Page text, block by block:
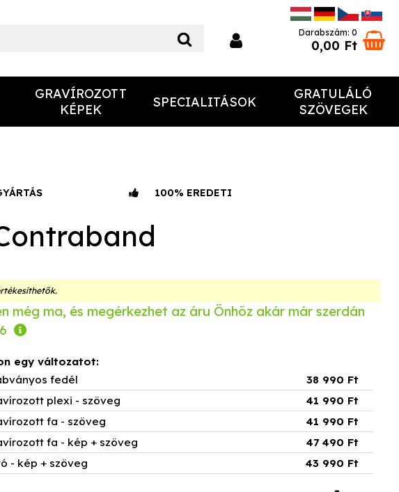
Darabszám: 0
0,00 Ft
GRAVÍROZOTT
KÉPEK
SPECIALITÁSOK
GRATULÁLÓ
SZÖVEGEK
100% EREDETI
még ma, és megérkezhet az áru Önhöz akár már szerdán
egy változatot:
fedél
38 990 Ft
plexi - szöveg
41 990 Ft
fa - szöveg
41 990 Ft
fa - kép + szöveg
47 490 Ft
- kép + szöveg
43 990 Ft